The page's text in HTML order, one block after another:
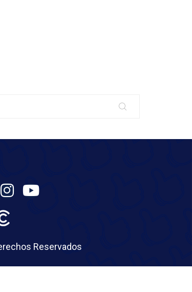
Reservados